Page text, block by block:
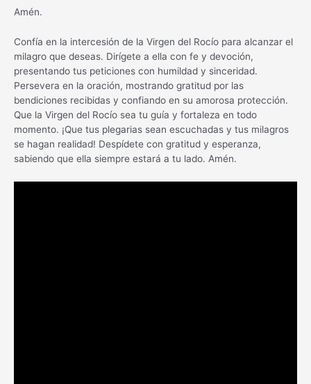
Amén.
Confía en la intercesión de la Virgen del Rocío para alcanzar el
milagro que deseas. Dirígete a ella con fe y devoción,
presentando tus peticiones con humildad y sinceridad.
Persevera en la oración, mostrando gratitud por las
bendiciones recibidas y confiando en su amorosa protección.
Que la Virgen del Rocío sea tu guía y fortaleza en todo
momento. ¡Que tus plegarias sean escuchadas y tus milagros
se hagan realidad! Despídete con gratitud y esperanza,
sabiendo que ella siempre estará a tu lado. Amén.